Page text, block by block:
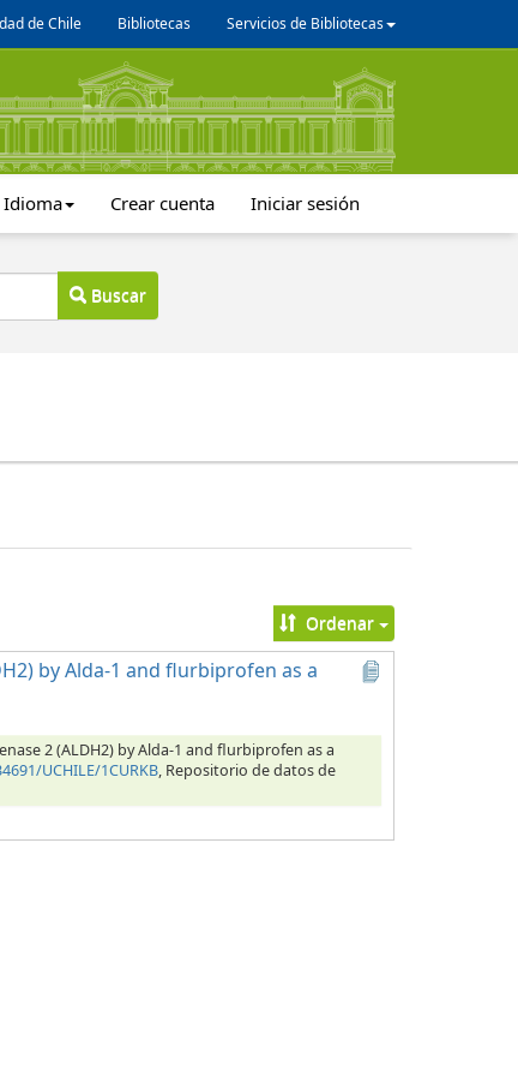
de Chile Bibliotecas Servicios de Bibliotecas
Idioma Crear cuenta Iniciar sesión
Buscar
Ordenar
by Alda-1 and flurbiprofen as a
2 (ALDH2) by Alda-1 and flurbiprofen as a
UCHILE/1CURKB, Repositorio de datos de